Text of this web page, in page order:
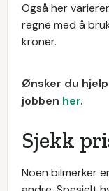
Også her
regne med å
kroner.
Ønsker du
jobben her.
Sjekk
Noen bilmerker